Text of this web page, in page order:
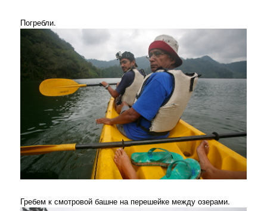
Погребли.
Гребем к смотровой башне на перешейке между озерами.